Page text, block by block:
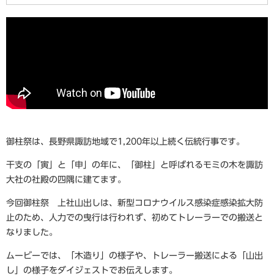
御柱祭は、長野県諏訪地域で1,200年以上続く伝統行事です。
干支の「寅」と「申」の年に、「御柱」と呼ばれるモミの木を諏訪
大社の社殿の四隅に建てます。
今回御柱祭 上社山出しは、新型コロナウイルス感染症感染拡大防
止のため、人力での曳行は行われず、初めてトレーラーでの搬送と
なりました。
ムービーでは、「木造り」の様子や、トレーラー搬送による「山出
し」の様子をダイジェストでお伝えします。